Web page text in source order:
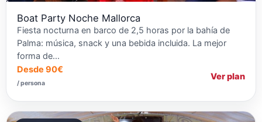
Boat Party Noche Mallorca
Fiesta nocturna en barco de 2,5 horas por la bahía de
Palma: música, snack y una bebida incluida. La mejor
forma de…
Desde 90€
/ persona
Ver plan